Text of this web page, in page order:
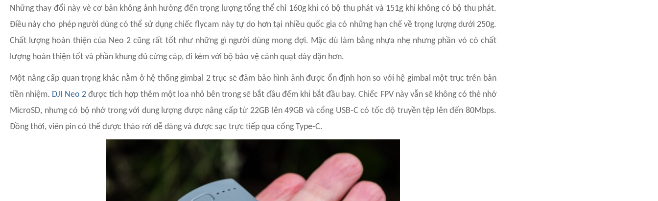
Những thay đổi này vè cơ bản không ảnh hưởng đến trọng lượng tổng thể chỉ 160g khi có bộ thu phát và 151g khi không có bộ thu phát.
Điều này cho phép người dùng có thể sử dụng chiếc flycam này tự do hơn tại nhiều quốc gia có những hạn chế về trọng lượng dưới 250g.
Chất lượng hoàn thiện của Neo 2 cũng rất tốt như những gì người dùng mong đợi. Mặc dù làm bằng nhựa nhẹ nhưng phần vỏ có chất
lượng hoàn thiện tốt và phần khung đủ cứng cáp, đi kèm với bộ bảo vệ cánh quạt dày dặn hơn.
Một nâng cấp quan trọng khác nằm ở hệ thống gimbal 2 trục sẽ đảm bảo hình ảnh được ổn định hơn so với hệ gimbal một trục trên bản
tiền nhiệm. DJI Neo 2 được tích hợp thêm một loa nhỏ bên trong sẽ bắt đầu đếm khi bắt đầu bay. Chiếc FPV này vẫn sẽ không có thẻ nhớ
MicroSD, nhưng có bộ nhớ trong với dung lượng được nâng cấp từ 22GB lên 49GB và cổng USB-C có tốc độ truyền tệp lên đến 80Mbps.
Đồng thời, viên pin có thể được tháo rời dễ dàng và được sạc trực tiếp qua cổng Type-C.